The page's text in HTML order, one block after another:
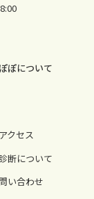
ぽについて
クセス
断について
い合わせ